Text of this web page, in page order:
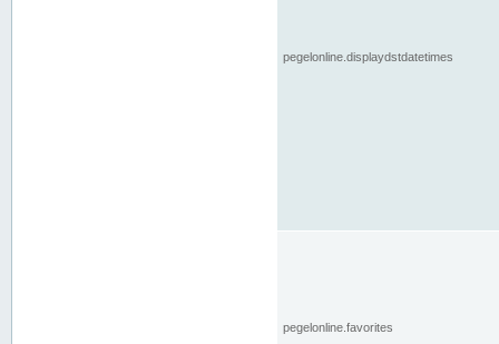
pegelonline.displaydstdatetimes
pegelonline.favorites